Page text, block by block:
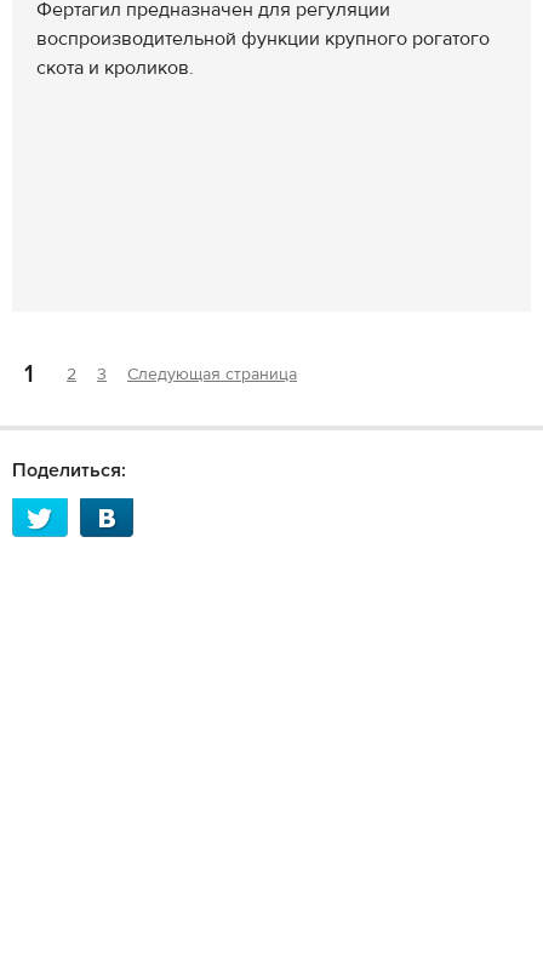
Фертагил предназначен для регуляции
воспроизводительной функции крупного рогатого
скота и кроликов.
1 2 3 Следующая страница
Поделиться: